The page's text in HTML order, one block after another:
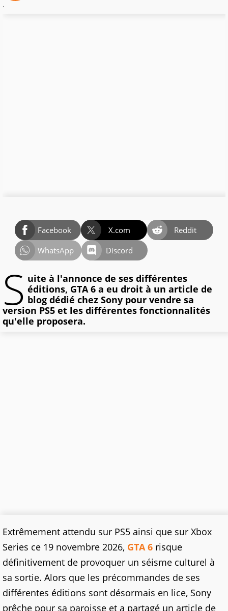
.
Facebook X.com
Reddit
WhatsApp
Discord
S uite à l'annonce de ses différentes
éditions, GTA 6 a eu droit à un article de
blog dédié chez Sony pour vendre sa
version PS5 et les différentes fonctionnalités
qu'elle proposera.
Extrêmement attendu sur PS5 ainsi que sur Xbox
Series ce 19 novembre 2026, GTA 6 risque
définitivement de provoquer un séisme culturel à
sa sortie. Alors que les précommandes de ses
différentes éditions sont désormais en lice, Sony
prêche pour sa paroisse et a partagé un article de